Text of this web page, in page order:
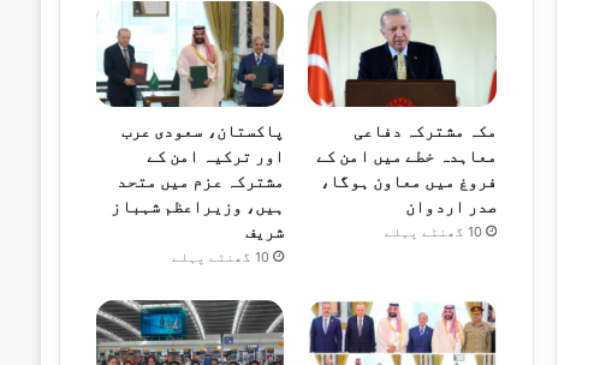
مکہ مشترکہ دفاعی
معاہدہ خطے میں امن کے
فروغ میں معاون ہوگا،
صدر اردوان
10 گھنٹے پہلے
پاکستان، سعودی عرب
اور ترکیہ امن کے
مشترکہ عزم میں متحد
ہیں، وزیراعظم شہباز
شریف
10 گھنٹے پہلے